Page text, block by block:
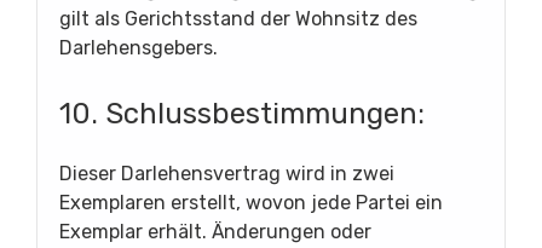
gilt als Gerichtsstand der Wohnsitz des
Darlehensgebers.
10. Schlussbestimmungen:
Dieser Darlehensvertrag wird in zwei
Exemplaren erstellt, wovon jede Partei ein
Exemplar erhält. Änderungen oder